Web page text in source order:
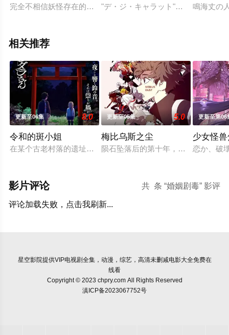
完全不相信妖怪存在的芦屋花绘，某天突然被一个毛茸茸的妖怪
"デ・ジ・キャラット"（通称：でじ
鳴海丈の
相关推荐
更新至06集 8.0
令和的斑小姐
在某个古老村落的遗址深处，那一片禁止入内的区域里，存在
更新至05集 5.0
梅比乌斯之尘
陨石坠落后的第十年，由于巨大结晶
更新至第06
少女怪
恋か、破
共 条 “婚姻剧毒” 影评
影片评论
评论加载失败，点击我刷新...
星空影院提供VIP电视剧全集，动漫，综艺，高清未删减电影大全免费在
线看
Copyright © 2023 chpry.com All Rights Reserved
滇ICP备2023067752号